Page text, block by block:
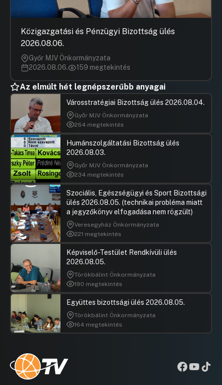
Közigazgatási és Pénzügyi Bizottság ülés
2026.08.06.
Győr MJV Önkormányzata
2026.08.06.
159 megtekintés
Az elmúlt hét legnépszerűbb anyagai
Városstratégiai Bizottság ülés 2026.08.04.
Győr MJV Önkormányzata
264 megtekintés
Humánszolgáltatási Bizottság ülés
2026.08.03.
Győr MJV Önkormányzata
234 megtekintés
Szociális, Egészségügyi és Sport Bizottsági
ülés 2026.08.05. (technikai probléma miatt
a jegyzőkönyv elfogadása nem rögzült)
Veresegyház Önkormányzata
221 megtekintés
Képviselő-Testület Rendkívüli ülés
2026.08.05.
Törökbálint Önkormányzata
190 megtekintés
Együttes bizottsági ülés 2026.08.05.
Törökbálint Önkormányzata
164 megtekintés